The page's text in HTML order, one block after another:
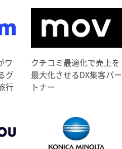
ワ
グ
行
クチコミ最適化で売上を
最大化させるDX集客パー
トナー